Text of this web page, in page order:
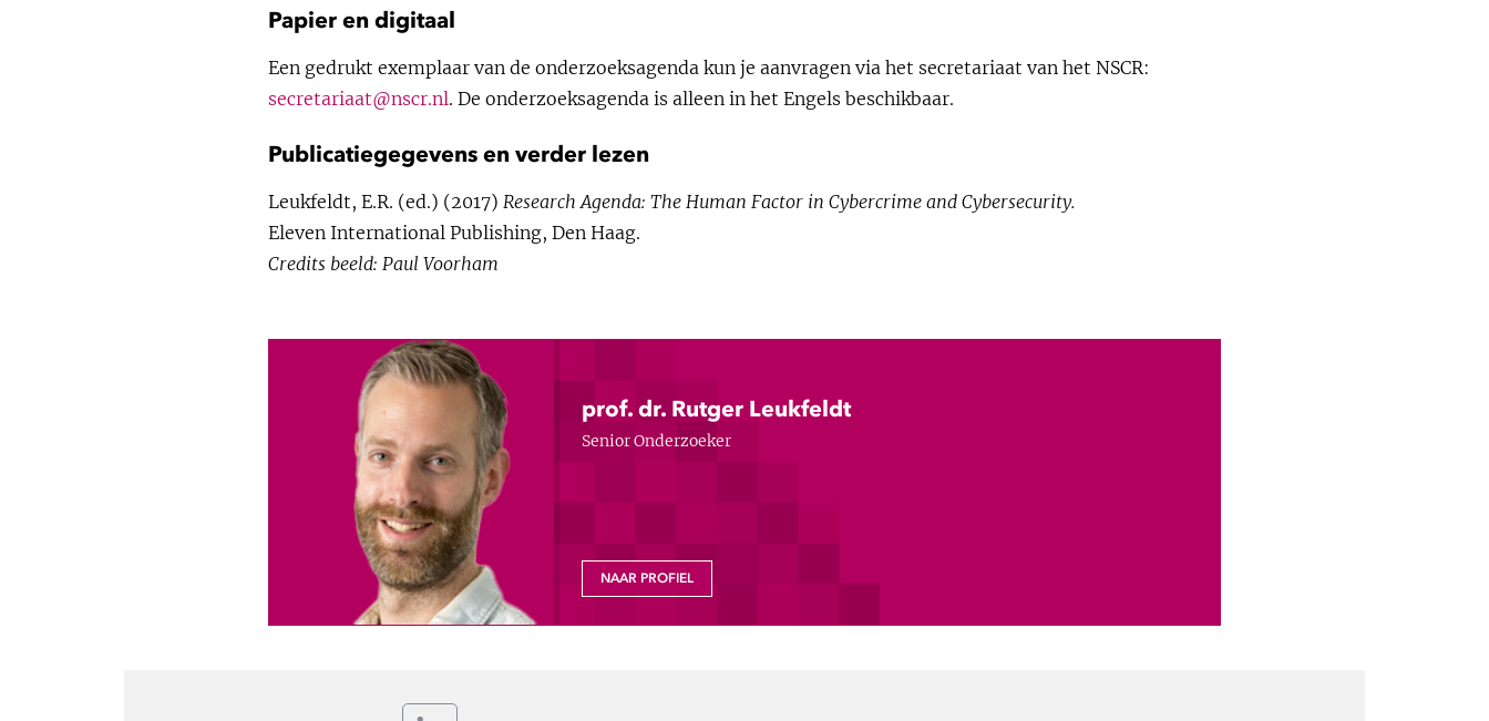
Papier en digitaal
Een gedrukt exemplaar van de onderzoeksagenda kun je aanvragen via het secretariaat van het NSCR:
secretariaat@nscr.nl. De onderzoeksagenda is alleen in het Engels beschikbaar.
Publicatiegegevens en verder lezen
Leukfeldt, E.R. (ed.) (2017) Research Agenda: The Human Factor in Cybercrime and Cybersecurity.
Eleven International Publishing, Den Haag.
Credits beeld: Paul Voorham
prof. dr. Rutger Leukfeldt
Senior Onderzoeker
NAAR PROFIEL